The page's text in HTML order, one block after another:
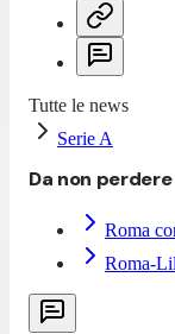
Tutte le news
Serie A
Da non perdere
Roma
Roma-